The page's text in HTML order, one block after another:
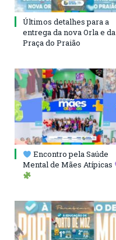
Últimos detalhes para a
entrega da nova Orla e da
Praça do Praião
Encontro pela Saúde
Mental de Mães Atípicas